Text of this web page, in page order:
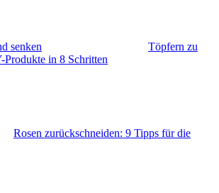
senken
Töpfern zu
in 8 Schritten
Rosen zurückschneiden: 9 Tipps für die